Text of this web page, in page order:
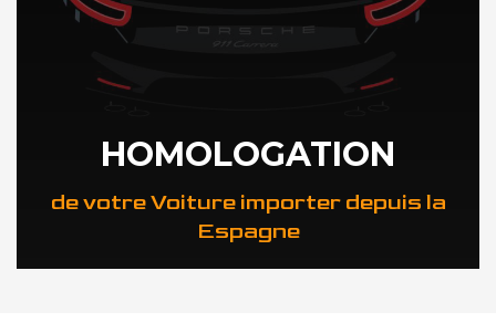
HOMOLOGATION
de votre Voiture importer depuis la
Espagne